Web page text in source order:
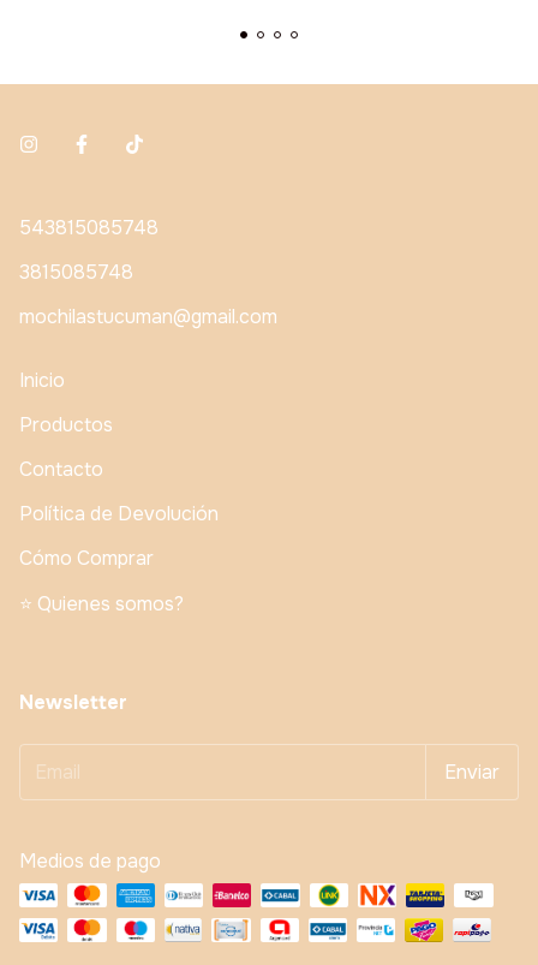
543815085748
3815085748
mochilastucuman@gmail.com
Inicio
Productos
Contacto
Política de Devolución
Cómo Comprar
⭐️ Quienes somos?
Newsletter
Medios de pago